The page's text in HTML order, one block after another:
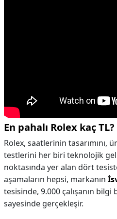
En pahalı Rolex kaç TL?
Rolex, saatlerinin tasarımını,
testlerini her biri teknolojik
noktasında yer alan dört
aşamaların hepsi, markanın
tesisinde, 9.000 çalışanın bilgi
sayesinde gerçekleşir.